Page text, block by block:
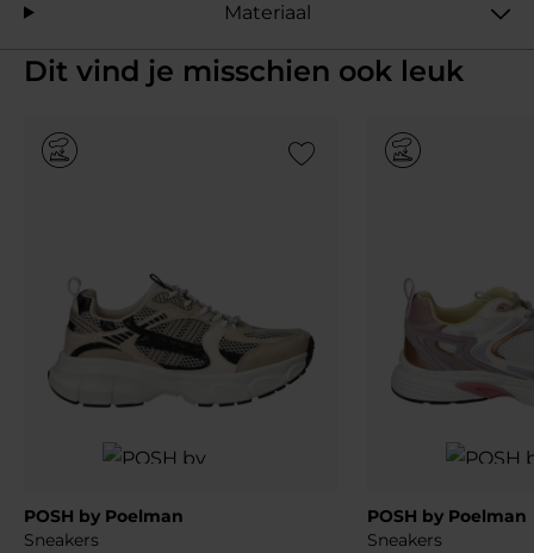
Materiaal
Dit vind je misschien ook leuk
Add to Wishlist
POSH by Poelman
Sneakers
POSH by Poelman
Sneakers